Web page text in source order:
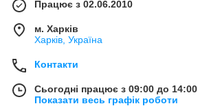
Працює з 02.06.2010
м. Харків
Харків, Україна
Контакти
Сьогодні працює з 09:00 до 14:00
Показати весь графік роботи